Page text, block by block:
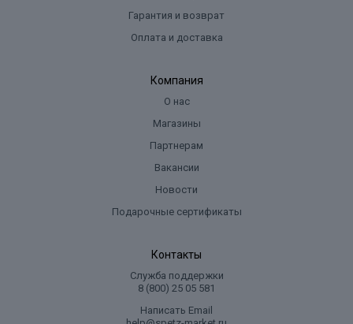
Гарантия и возврат
Оплата и доставка
Компания
О нас
Магазины
Партнерам
Вакансии
Новости
Подарочные сертификаты
Контакты
Служба поддержки
8 (800) 25 05 581
Написать Email